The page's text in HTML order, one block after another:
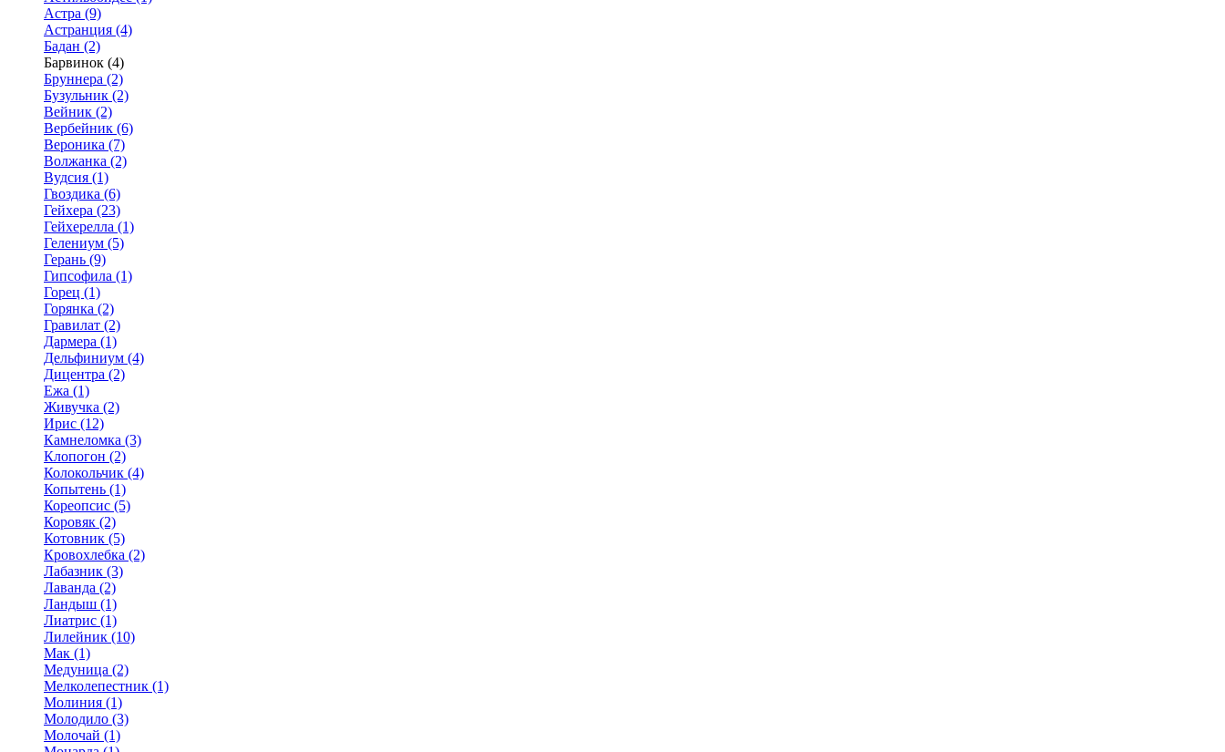
Астра (9)
Астранция (4)
Бадан (2)
Барвинок (4)
Бруннера (2)
Бузульник (2)
Вейник (2)
Вербейник (6)
Вероника (7)
Волжанка (2)
Вудсия (1)
Гвоздика (6)
Гейхера (23)
Гейхерелла (1)
Гелениум (5)
Герань (9)
Гипсофила (1)
Горец (1)
Горянка (2)
Гравилат (2)
Дармера (1)
Дельфиниум (4)
Дицентра (2)
Ежа (1)
Живучка (2)
Ирис (12)
Камнеломка (3)
Клопогон (2)
Колокольчик (4)
Копытень (1)
Кореопсис (5)
Коровяк (2)
Котовник (5)
Кровохлебка (2)
Лабазник (3)
Лаванда (2)
Ландыш (1)
Лиатрис (1)
Лилейник (10)
Мак (1)
Медуница (2)
Мелколепестник (1)
Молиния (1)
Молодило (3)
Молочай (1)